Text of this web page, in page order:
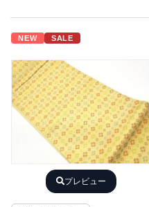
NEW SALE
プレビュー